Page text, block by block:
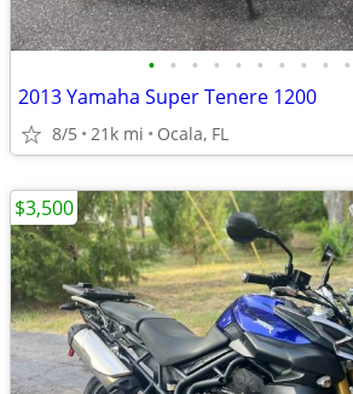
• • • • • • • • • •
2013 Yamaha Super Tenere 1200
8/5 21k mi Ocala, FL
$3,500